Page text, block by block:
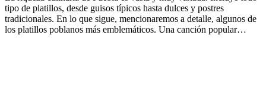
tipo de platillos, desde guisos típicos hasta dulces y postres
tradicionales. En lo que sigue, mencionaremos a detalle, algunos de
los platillos poblanos más emblemáticos. Una canción popular…